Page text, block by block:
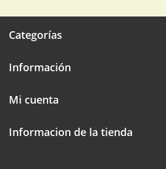
Categorías
Información
Mi cuenta
Informacion de la tienda